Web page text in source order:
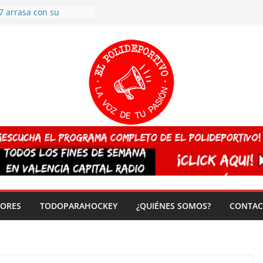
arrasa con su
España sub20
del mundo
vez!
TODOPARAHOCKEY ¿QUIÉNES SOMOS?